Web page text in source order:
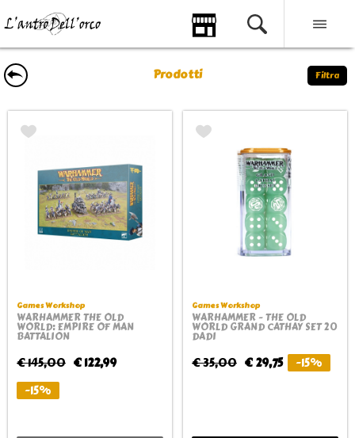
Prodotti Filtra
Games Workshop
WARHAMMER THE OLD
WORLD: EMPIRE OF MAN
BATTALION
€ 145,00 € 122,99
-15%
Games Workshop
WARHAMMER - THE OLD
WORLD GRAND CATHAY SET 20
DADI
€ 35,00 € 29,75 -15%